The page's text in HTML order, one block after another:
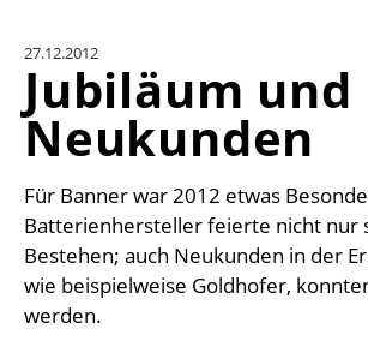
EINHEITENKONVERTER
KONTAKT
27.12.2012
Jubiläum und
Neukunden
Für Banner war 2012 etwas
Batterienhersteller feierte nicht nur
Bestehen; auch Neukunden in der
wie beispielweise Goldhofer,
werden.